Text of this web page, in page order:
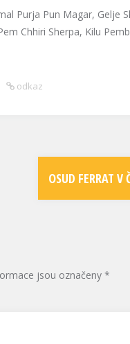
Purja Pun Magar, Gelje
Chhiri Sherpa, Kilu
odkaz
OSUD FERRAT V
jsou označeny *